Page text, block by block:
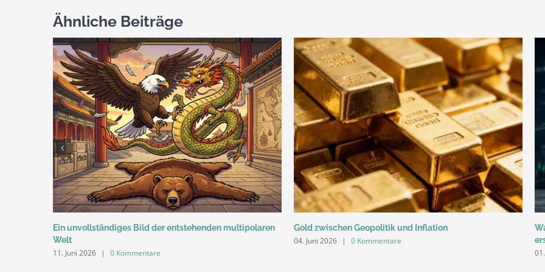
Ähnliche Beiträge
Ein unvollständiges Bild der entstehenden multipolaren
Welt
11. Juni 2026 | 0 Kommentare
Gold zwischen Geopolitik und Inflation
04. Juni 2026 | 0 Kommentare